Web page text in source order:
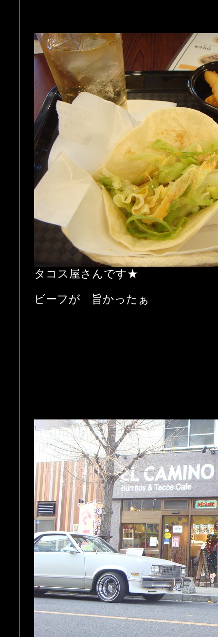
タコス屋さんです★
ビーフが 旨かったぁ